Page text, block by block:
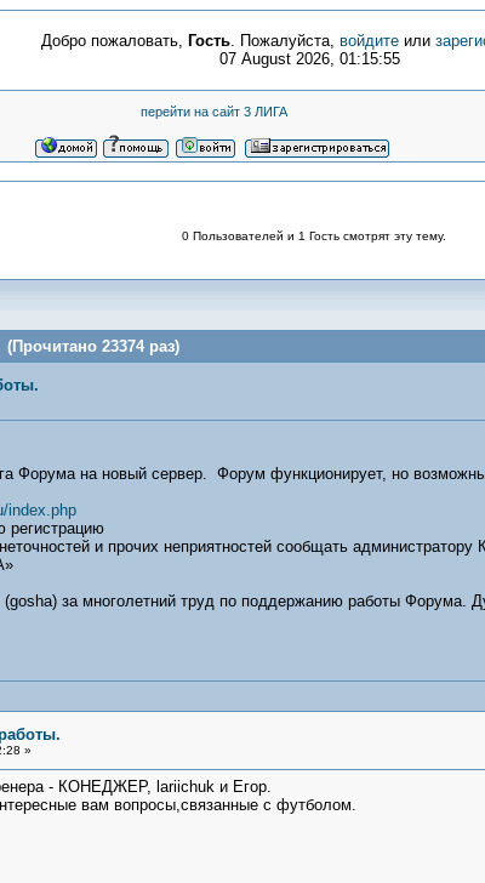
Добро пожаловать, Гость. Пожалуйста, войдите или
07 August 2026, 01:15:55
перейти на сайт 3 ЛИГА
0 Пользователей и 1 Гость смотрят эту тему.
23374 раз)
Форума на новый сервер. Форум функционирует, но
index.php
регистрацию
и прочих неприятностей сообщать
за многолетний труд по поддержанию работы Форума.
»
- КОНЕДЖЕР, lariichuk и Егор.
вам вопросы,связанные с футболом.